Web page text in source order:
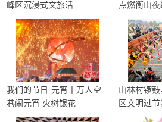
峰区沉浸式文旅活
点燃衡山夜
我们的节日·元宵丨万人空
巷闹元宵 火树银花
山林村锣
区文明过